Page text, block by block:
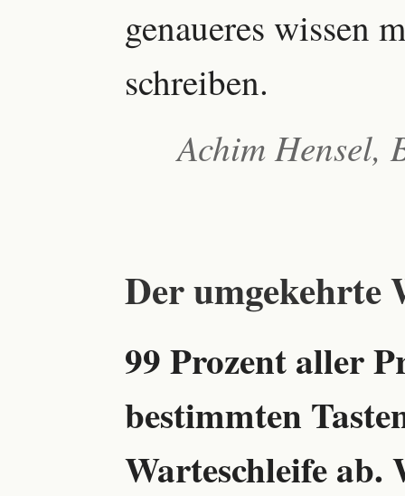
genaueres wissen
schreiben.
Achim Hensel,
Der umgekehrte
99 Prozent aller
bestimmten
Warteschleife ab.